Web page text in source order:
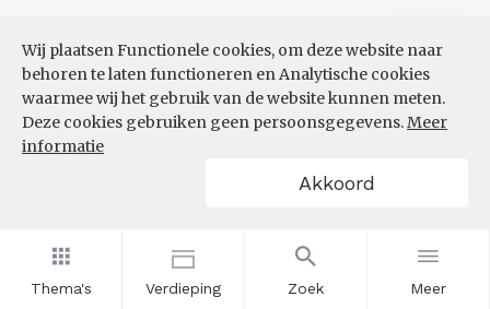
Thema's Verdieping Zoek Meer
Wij plaatsen Functionele cookies, om deze website naar
behoren te laten functioneren en Analytische cookies
waarmee wij het gebruik van de website kunnen meten.
Deze cookies gebruiken geen persoonsgegevens.Meer
informatie
Akkoord
VERWACHTE UITBREIDINGS-
EN VERVANGINGSVRAAG NAAR
OPLEIDINGSNIVEAU
Filters